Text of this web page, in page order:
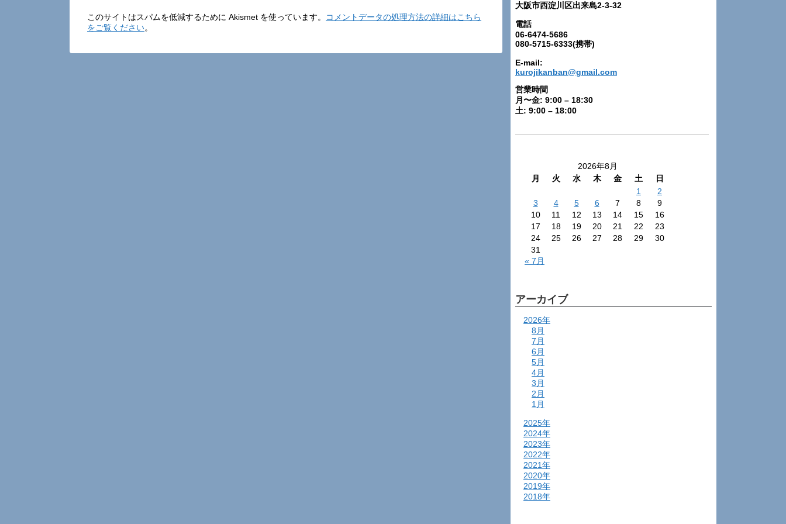
このサイトはスパムを低減するために Akismet を使っています。
コメントデータの処理方法の詳細はこちら
をご覧ください。
大阪市西淀川区出来島2-3-32
電話
06-6474-5686
080-5715-6333(携帯)
E-mail:
kurojikanban@gmail.com
営業時間
月〜金: 9:00 – 18:30
土: 9:00 – 18:00
2026年8月
月
火 水 木 金 土
日
1
2
3
4 5 6 7 8
9
10
11 12 13 14 15
16
17
18 19 20 21 22
23
24
25 26 27 28 29
30
31
« 7月
アーカイブ
2026年
8月
7月
6月
5月
4月
3月
2月
1月
2025年
2024年
2023年
2022年
2021年
2020年
2019年
2018年